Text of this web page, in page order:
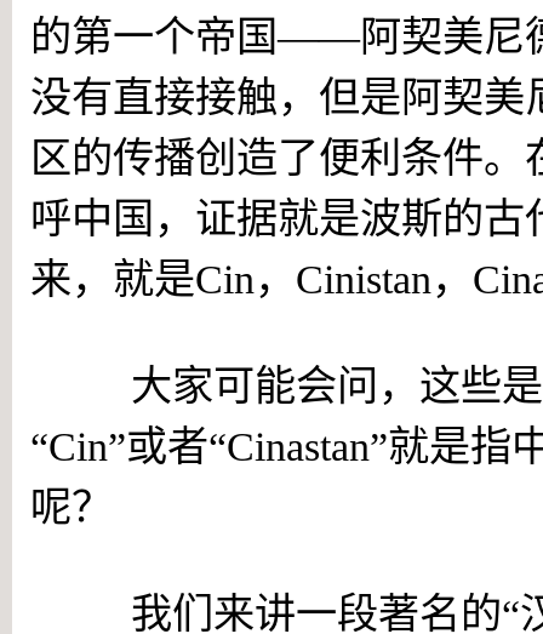
的第一个帝国——阿契美尼
没有直接接触，但是阿契
区的传播创造了便利条件
呼中国，证据就是波斯的
来，就是Cin，Cinistan，
大家可能会问，这些是
“Cin”或者“Cinastan”就是
呢？
我们来讲一段著名的“